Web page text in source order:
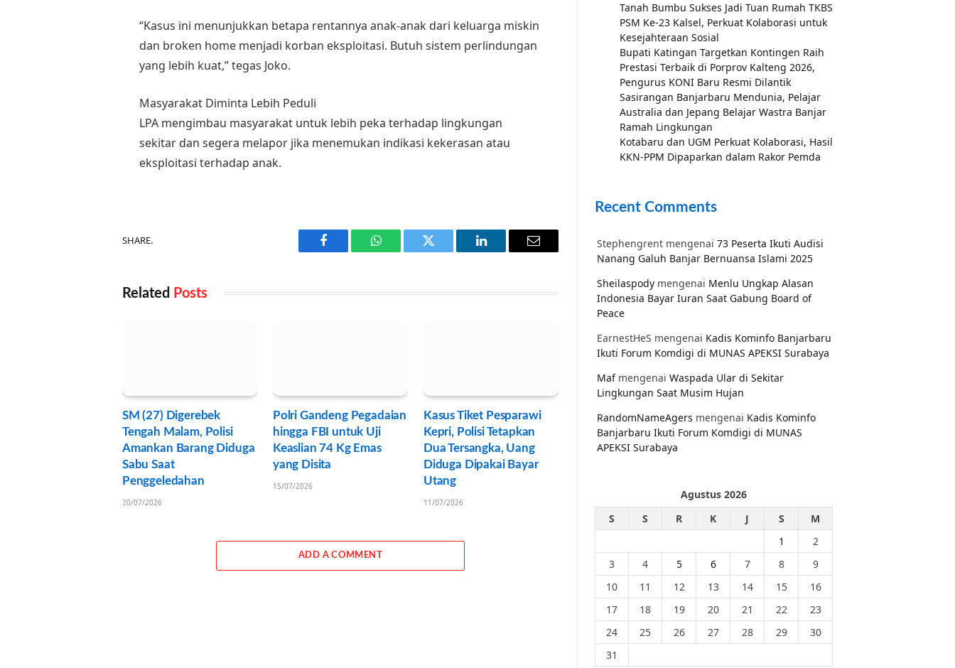
“Kasus ini menunjukkan betapa rentannya anak-anak dari keluarga miskin
dan broken home menjadi korban eksploitasi. Butuh sistem perlindungan
yang lebih kuat,” tegas Joko.
Masyarakat Diminta Lebih Peduli
LPA mengimbau masyarakat untuk lebih peka terhadap lingkungan
sekitar dan segera melapor jika menemukan indikasi kekerasan atau
eksploitasi terhadap anak.
SHARE.
Facebook WhatsAppTwitter LinkedIn Email
Related Posts
SM (27) Digerebek
Tengah Malam, Polisi
Amankan Barang Diduga
Sabu Saat
Penggeledahan
20/07/2026
Polri Gandeng Pegadaian
hingga FBI untuk Uji
Keaslian 74 Kg Emas
yang Disita
15/07/2026
Kasus Tiket Pesparawi
Kepri, Polisi Tetapkan
Dua Tersangka, Uang
Diduga Dipakai Bayar
Utang
11/07/2026
ADD A COMMENT
Tanah Bumbu Sukses Jadi Tuan Rumah TKBS
PSM Ke-23 Kalsel, Perkuat Kolaborasi untuk
Kesejahteraan Sosial
Bupati Katingan Targetkan Kontingen Raih
Prestasi Terbaik di Porprov Kalteng 2026,
Pengurus KONI Baru Resmi Dilantik
Sasirangan Banjarbaru Mendunia, Pelajar
Australia dan Jepang Belajar Wastra Banjar
Ramah Lingkungan
Kotabaru dan UGM Perkuat Kolaborasi, Hasil
KKN-PPM Dipaparkan dalam Rakor Pemda
Recent Comments
Stephengrent mengenai 73 Peserta Ikuti Audisi
Nanang Galuh Banjar Bernuansa Islami 2025
Sheilaspody mengenai Menlu Ungkap Alasan
Indonesia Bayar Iuran Saat Gabung Board of
Peace
EarnestHeS mengenai Kadis Kominfo Banjarbaru
Ikuti Forum Komdigi di MUNAS APEKSI Surabaya
Mafmengenai Waspada Ular di Sekitar
Lingkungan Saat Musim Hujan
RandomNameAgers mengenai Kadis Kominfo
Banjarbaru Ikuti Forum Komdigi di MUNAS
APEKSI Surabaya
Agustus 2026
S
S R K J S
M
1
2
3
4 5 6 7 8
9
10
11 12 13 14 15
16
17
18 19 20 21 22
23
24
25 26 27 28 29
30
31